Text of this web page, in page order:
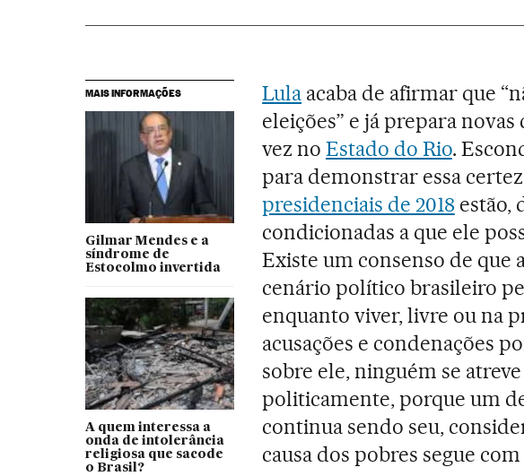
MAIS INFORMAÇÕES
Gilmar Mendes e a
síndrome de
Estocolmo invertida
A quem interessa a
onda de intolerância
religiosa que sacode
o Brasil?
Lula acaba de afirmar que
eleições” e já prepara
vez noEstado do Rio.
para demonstrar essa
presidenciais de 2018estão,
condicionadas a que ele
Existe um consenso de que
cenário político brasileiro
enquanto viver, livre ou na
acusações e condenações
sobre ele, ninguém se
politicamente, porque um
continua sendo seu,
causa dos pobres segue